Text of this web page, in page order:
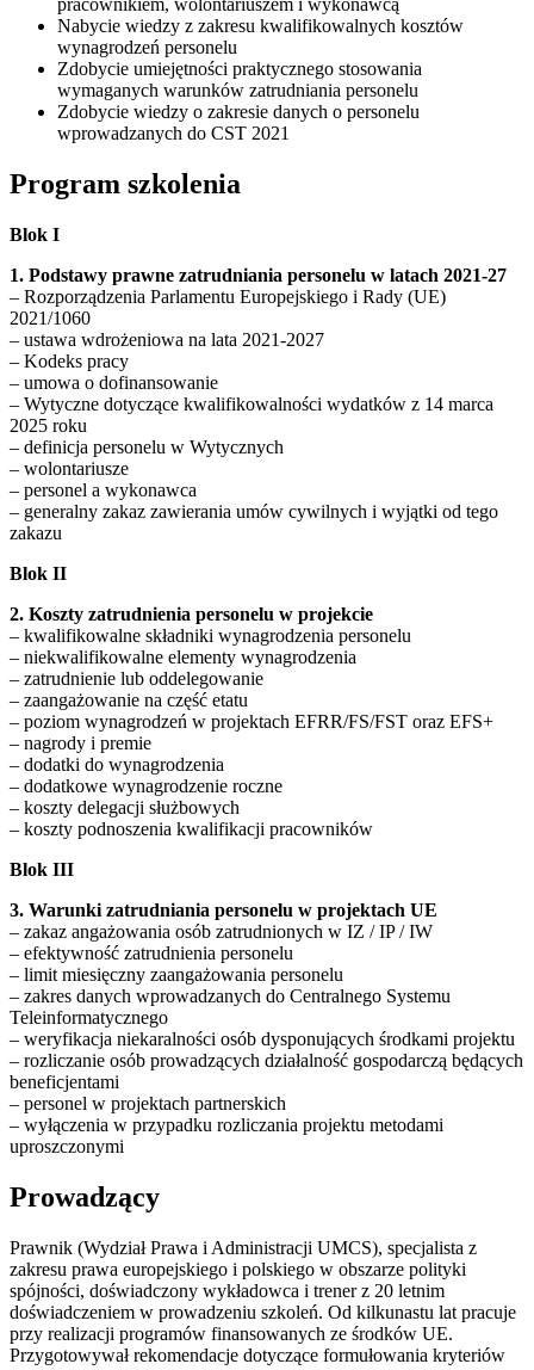
pracownikiem, wolontariuszem i wykonawcą
Nabycie wiedzy z zakresu kwalifikowalnych kosztów
wynagrodzeń personelu
Zdobycie umiejętności praktycznego stosowania
wymaganych warunków zatrudniania personelu
Zdobycie wiedzy o zakresie danych o personelu
wprowadzanych do CST 2021
Program szkolenia
Blok I
1. Podstawy prawne zatrudniania personelu w latach 2021-27
– Rozporządzenia Parlamentu Europejskiego i Rady (UE)
2021/1060
– ustawa wdrożeniowa na lata 2021-2027
– Kodeks pracy
– umowa o dofinansowanie
– Wytyczne dotyczące kwalifikowalności wydatków z 14 marca
2025 roku
– definicja personelu w Wytycznych
– wolontariusze
– personel a wykonawca
– generalny zakaz zawierania umów cywilnych i wyjątki od tego
zakazu
Blok II
2. Koszty zatrudnienia personelu w projekcie
– kwalifikowalne składniki wynagrodzenia personelu
– niekwalifikowalne elementy wynagrodzenia
– zatrudnienie lub oddelegowanie
– zaangażowanie na część etatu
– poziom wynagrodzeń w projektach EFRR/FS/FST oraz EFS+
– nagrody i premie
– dodatki do wynagrodzenia
– dodatkowe wynagrodzenie roczne
– koszty delegacji służbowych
– koszty podnoszenia kwalifikacji pracowników
Blok III
3. Warunki zatrudniania personelu w projektach UE
– zakaz angażowania osób zatrudnionych w IZ / IP / IW
– efektywność zatrudnienia personelu
– limit miesięczny zaangażowania personelu
– zakres danych wprowadzanych do Centralnego Systemu
Teleinformatycznego
– weryfikacja niekaralności osób dysponujących środkami projektu
– rozliczanie osób prowadzących działalność gospodarczą będących
beneficjentami
– personel w projektach partnerskich
– wyłączenia w przypadku rozliczania projektu metodami
uproszczonymi
Prowadzący
Prawnik (Wydział Prawa i Administracji UMCS), specjalista z
zakresu prawa europejskiego i polskiego w obszarze polityki
spójności, doświadczony wykładowca i trener z 20 letnim
doświadczeniem w prowadzeniu szkoleń. Od kilkunastu lat pracuje
przy realizacji programów finansowanych ze środków UE.
Przygotowywał rekomendacje dotyczące formułowania kryteriów